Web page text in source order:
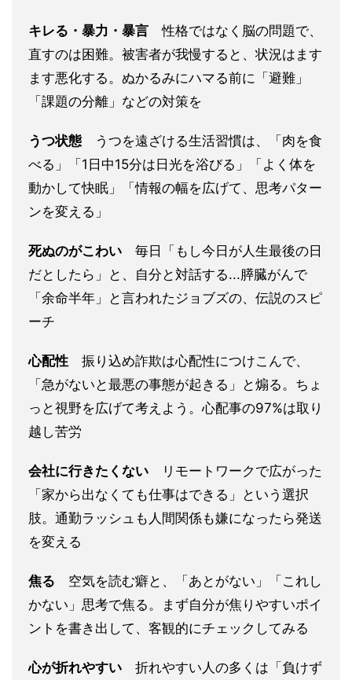
キレる・暴力・暴言 性格ではなく脳の問題で、
直すのは困難。被害者が我慢すると、状況はます
ます悪化する。ぬかるみにハマる前に「避難」
「課題の分離」などの対策を
うつ状態
うつを遠ざける生活習慣は、「肉を食
べる」「1日中15分は日光を浴びる」「よく体を
動かして快眠」「情報の幅を広げて、思考パター
ンを変える」
死ぬのがこわい 毎日「もし今日が人生最後の日
だとしたら」と、自分と対話する...膵臓がんで
「余命半年」と言われたジョブズの、伝説のスピ
ーチ
心配性 振り込め詐欺は心配性につけこんで、
「急がないと最悪の事態が起きる」と煽る。ちょ
っと視野を広げて考えよう。心配事の97%は取り
越し苦労
会社に行きたくない
リモートワークで広がった
「家から出なくても仕事はできる」という選択
肢。通勤ラッシュも人間関係も嫌になったら発送
を変える
焦る 空気を読む癖と、「あとがない」「これし
かない」思考で焦る。まず自分が焦りやすいポイ
ントを書き出して、客観的にチェックしてみる
心が折れやすい 折れやすい人の多くは「負けず